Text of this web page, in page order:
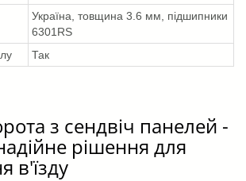
Україна, товщина 3.6 мм, підшипники
6301RS
Так
з сендвіч панелей -
рішення для
в'їзду